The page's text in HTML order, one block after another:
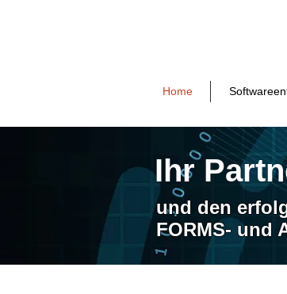
Home
Ihr
und den
FORMS- und